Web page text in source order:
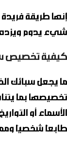
إنها طريقة
شيء يدوم
كيفية تخصيص
ما يجعل سبائك
تخصيصها بما
الأسماء أو
طابعًا شخصيًا